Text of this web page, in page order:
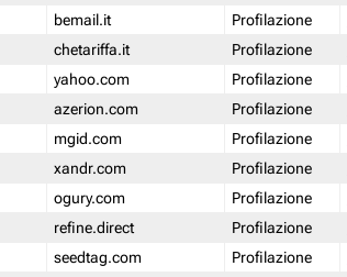
bemail.it Profilazione
chetariffa.it Profilazione
yahoo.com Profilazione
azerion.com Profilazione
mgid.com Profilazione
xandr.com Profilazione
ogury.com Profilazione
refine.direct Profilazione
seedtag.com Profilazione